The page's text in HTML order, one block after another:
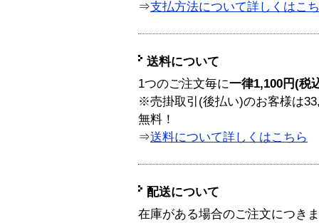
⇒支払方法について詳しくはこ
送料について
1つのご注文毎に一律1,100円(税
※売掛取引(後払い)のお客様は
無料！
⇒送料について詳しくはこちら
配送について
在庫がある場合のご注文につき